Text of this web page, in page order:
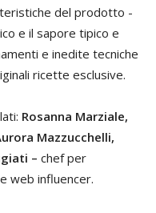
del prodotto -
e il sapore tipico e
e inedite tecniche
ricette esclusive.
Rosanna Marziale,
Mazzucchelli,
– chef per
web influencer.